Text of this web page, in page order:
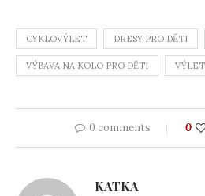
CYKLOVÝLET DRESY PRO DĚTI
VÝBAVA NA KOLO PRO DĚTI
0 comments 0
KATKA